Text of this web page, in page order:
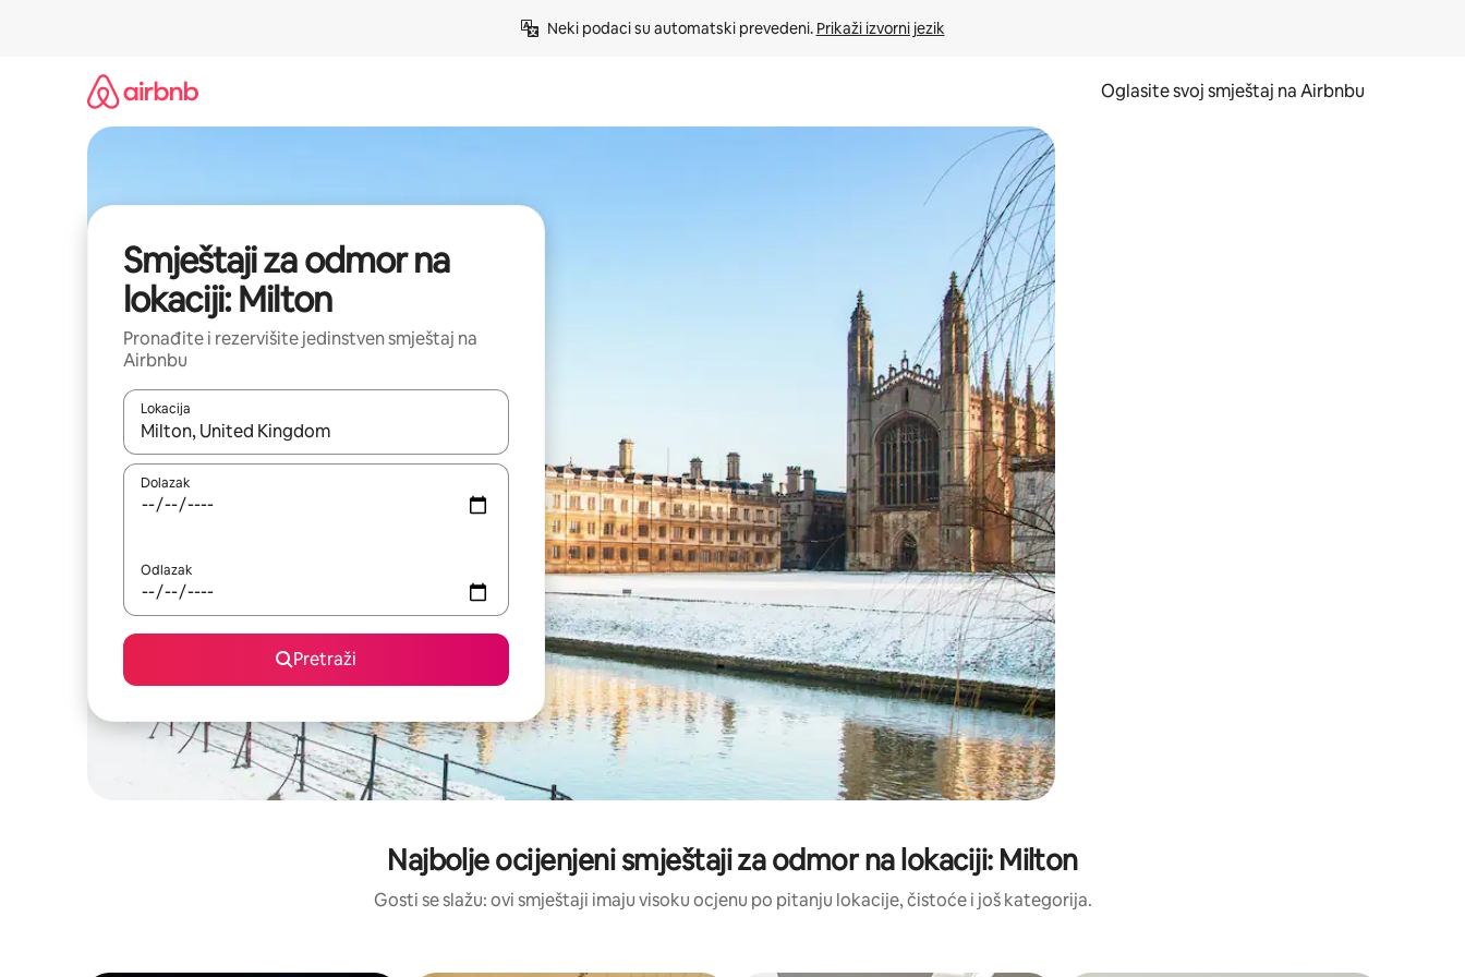
Neki podaci su automatski prevedeni. Prikaži izvorni jezik
Oglasite svoj smještaj na Airbnbu
Smještaji za odmor na
lokaciji: Milton
Pronađite i rezervišite jedinstven smještaj na
Airbnbu
Lokacija
Kad rezultati budu dostupni, krećite se gore i dolje pomoću strelica ili ih pregledajte dodirom ili povlačenjem prsta.
Dolazak
Odlazak
Pretraži
Najbolje ocijenjeni smještaji za odmor na lokaciji: Milton
Gosti se slažu: ovi smještaji imaju visoku ocjenu po pitanju lokacije, čistoće i još kategorija.